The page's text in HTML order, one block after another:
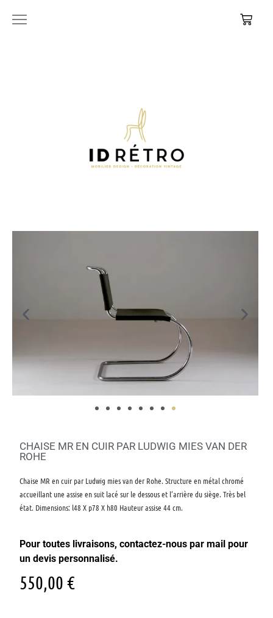
CHAISE MR EN CUIR PAR LUDWIG MIES VAN DER
ROHE
Chaise MR en cuir par Ludwig mies van der Rohe. Structure en métal chromé
accueillant une assise en suit lacé sur le dessous et l’arrière du siège. Très bel
état. Dimensions: l48 X p78 X h80 Hauteur assise 44 cm.
Pour toutes livraisons, contactez-nous par mail pour
un devis personnalisé.
550,00€